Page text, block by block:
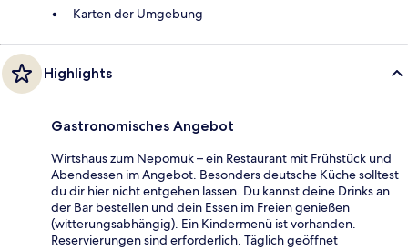
Karten der Umgebung
Highlights
Gastronomisches Angebot
Wirtshaus zum Nepomuk – ein Restaurant mit Frühstück und
Abendessen im Angebot. Besonders deutsche Küche solltest
du dir hier nicht entgehen lassen. Du kannst deine Drinks an
der Bar bestellen und dein Essen im Freien genießen
(witterungsabhängig). Ein Kindermenü ist vorhanden.
Reservierungen sind erforderlich. Täglich geöffnet